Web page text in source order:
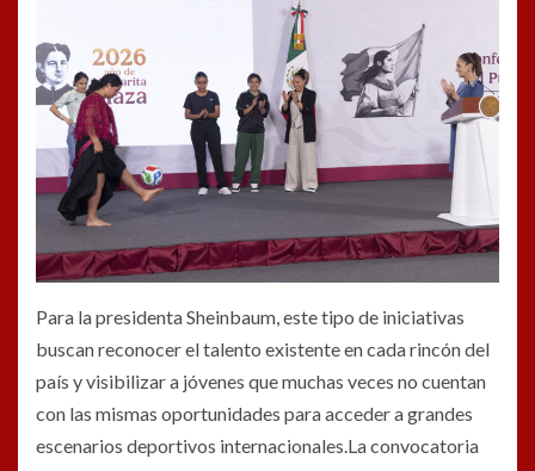
Para la presidenta Sheinbaum, este tipo de iniciativas
buscan reconocer el talento existente en cada rincón del
país y visibilizar a jóvenes que muchas veces no cuentan
con las mismas oportunidades para acceder a grandes
escenarios deportivos internacionales.La convocatoria